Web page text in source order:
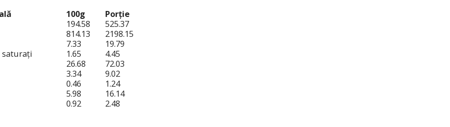
100g
Porție
194.58
525.37
814.13
2198.15
7.33
19.79
saturați
1.65
4.45
26.68
72.03
3.34
9.02
0.46
1.24
5.98
16.14
0.92 2.48